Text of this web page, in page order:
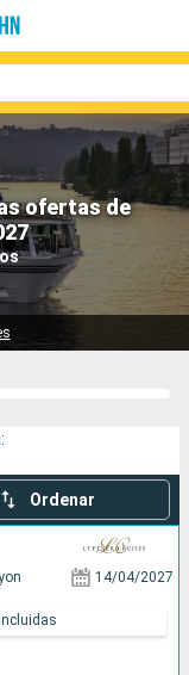
ofertas de
Ordenar
14/04/2027